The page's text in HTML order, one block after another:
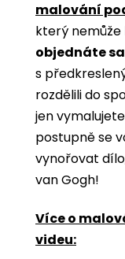
malování
který nemůže
objednáte
s
rozdělili do
jen
postupně se
vynořovat
van Gogh!
Více o
videu: